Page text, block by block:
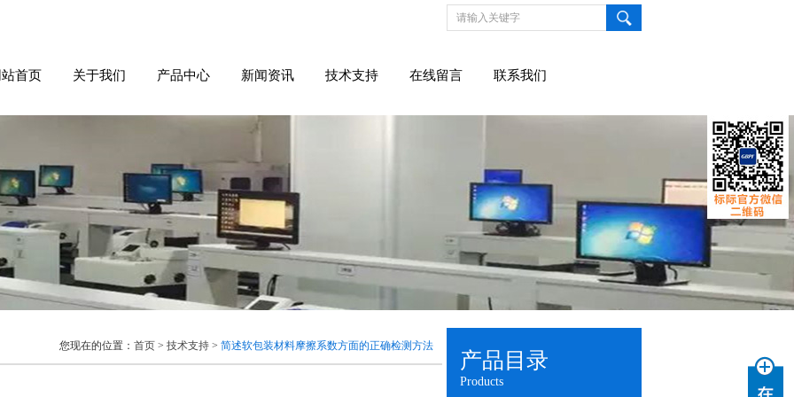
首页 关于我们 产品中心 新闻资讯 技术支持 在线留言 联系我们
您现在的位置： 首页 > 技术支持 > 简述软包装材料摩擦系数方面的正确检测方法
产品目录
Products